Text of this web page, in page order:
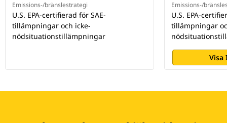
Emissions-/bränslestrategi
U.S. EPA-certifierad för SAE-
tillämpningar och icke-
nödsituationstillämpningar
Emissions-/
U.S. EPA-
tillämpningar
Visa